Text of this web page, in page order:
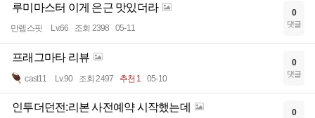
루미마스터 이게 은근 맛있더라
만렙스핏 Lv.66 조회 2398 05-11
0
댓글
프래그마타 리뷰
cast11 Lv.90 조회 2497 추천 1 05-10
0
댓글
인투더던전:리본 사전예약 시작했는데 0